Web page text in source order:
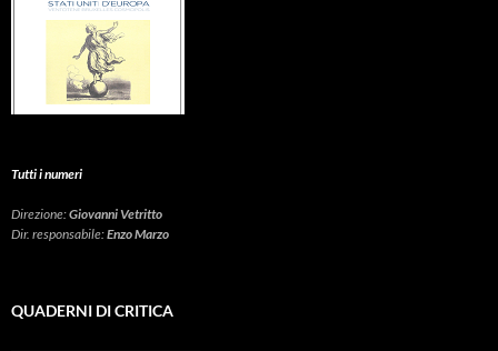
Tutti i numeri
Direzione:Giovanni Vetritto
Dir. responsabile:Enzo Marzo
QUADERNI DI CRITICA